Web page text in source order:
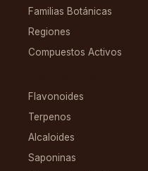
Familias Botánicas
Regiones
Compuestos Activos
Flavonoides
Terpenos
Alcaloides
Saponinas